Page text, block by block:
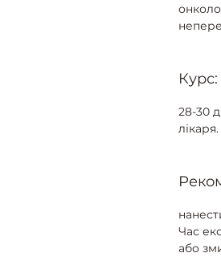
Курс:
28-30
лікаря.
Час
або